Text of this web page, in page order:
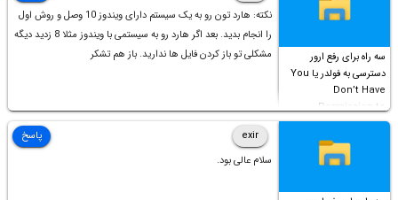
سه راه برای رفع ارور
دسترسی به فولدر یا You
Don’t Have
Permission to
Access this folder
نکته: هارد تون رو به یک سیستم دارای ویندوز 10 وصل و روش اول
را انجام بدید. بعد اگر هارد رو به سیستمی با ویندوز مثلا 8 زدید دیگه
مشکلی تو باز کردن فایل ها ندارید. باز هم تشکر
exir
سلام عالی بود.
پاسخ